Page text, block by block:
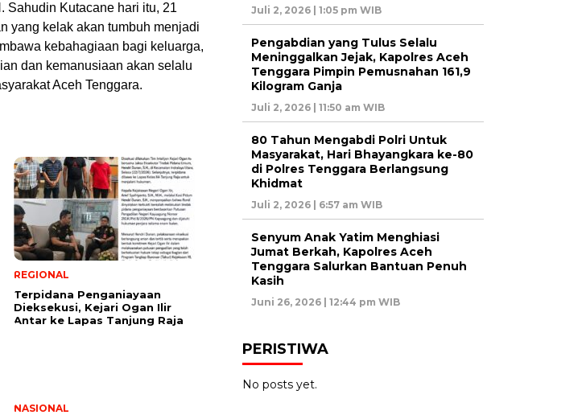
Sahudin Kutacane hari itu, 21
yang kelak akan tumbuh menjadi
kebahagiaan bagi keluarga,
dan kemanusiaan akan selalu
Aceh Tenggara.
REGIONAL
Terpidana Penganiayaan
Dieksekusi, Kejari Ogan Ilir
Antar ke Lapas Tanjung Raja
NASIONAL
Juli 2, 2026 | 1:05 pm WIB
Pengabdian yang Tulus Selalu
Meninggalkan Jejak, Kapolres Aceh
Tenggara Pimpin Pemusnahan 161,9
Kilogram Ganja
Juli 2, 2026 | 11:50 am WIB
80 Tahun Mengabdi Polri Untuk
Masyarakat, Hari Bhayangkara ke-80
di Polres Tenggara Berlangsung
Khidmat
Juli 2, 2026 | 6:57 am WIB
Senyum Anak Yatim Menghiasi
Jumat Berkah, Kapolres Aceh
Tenggara Salurkan Bantuan Penuh
Kasih
Juni 26, 2026 | 12:44 pm WIB
PERISTIWA
No posts yet.